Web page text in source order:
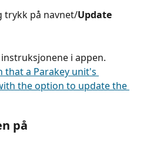
trykk på navnet/Update
i appen.
på